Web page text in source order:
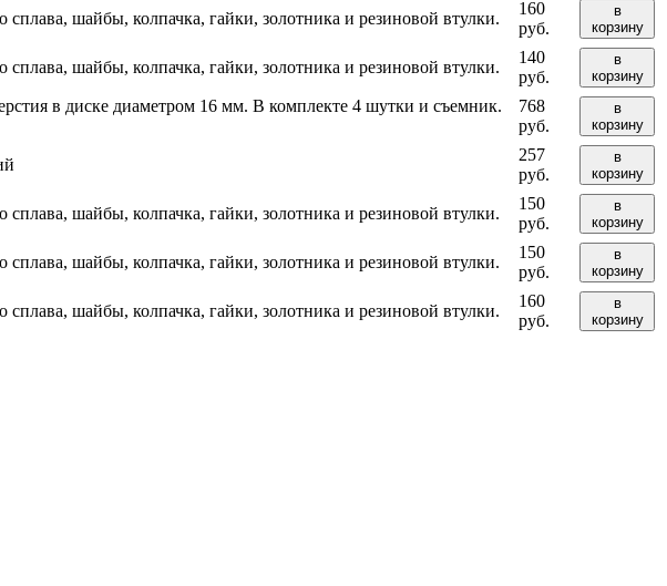
шайбы, колпачка, гайки, золотника и резиновой втулки.
160
руб.
в
корзину
шайбы, колпачка, гайки, золотника и резиновой втулки.
140
руб.
в
корзину
в диске диаметром 16 мм. В комплекте 4 шутки и съемник.
768
руб.
в
корзину
257
руб.
в
корзину
шайбы, колпачка, гайки, золотника и резиновой втулки.
150
руб.
в
корзину
шайбы, колпачка, гайки, золотника и резиновой втулки.
150
руб.
в
корзину
шайбы, колпачка, гайки, золотника и резиновой втулки.
160
руб.
в
корзину